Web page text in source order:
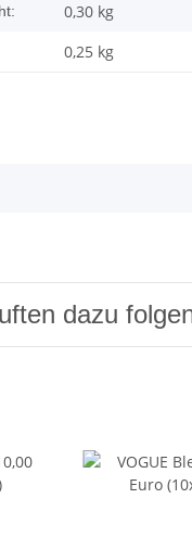
0,30 kg
0,25 kg
dazu